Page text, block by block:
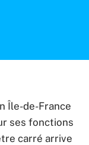
Île-de-France
ses fonctions
carré arrive